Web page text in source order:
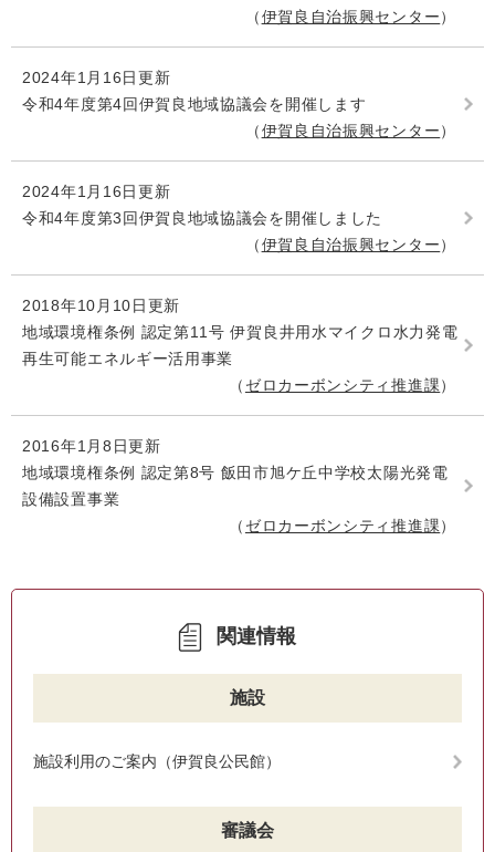
伊賀良自治振興センター
2024年1月16日更新
令和4年度第4回伊賀良地域協議会を開催します
伊賀良自治振興センター
2024年1月16日更新
令和4年度第3回伊賀良地域協議会を開催しました
伊賀良自治振興センター
2018年10月10日更新
地域環境権条例 認定第11号 伊賀良井用水マイクロ水力発電
再生可能エネルギー活用事業
ゼロカーボンシティ推進課
2016年1月8日更新
地域環境権条例 認定第8号 飯田市旭ケ丘中学校太陽光発電
設備設置事業
ゼロカーボンシティ推進課
関連情報
施設
施設利用のご案内（伊賀良公民館）
審議会